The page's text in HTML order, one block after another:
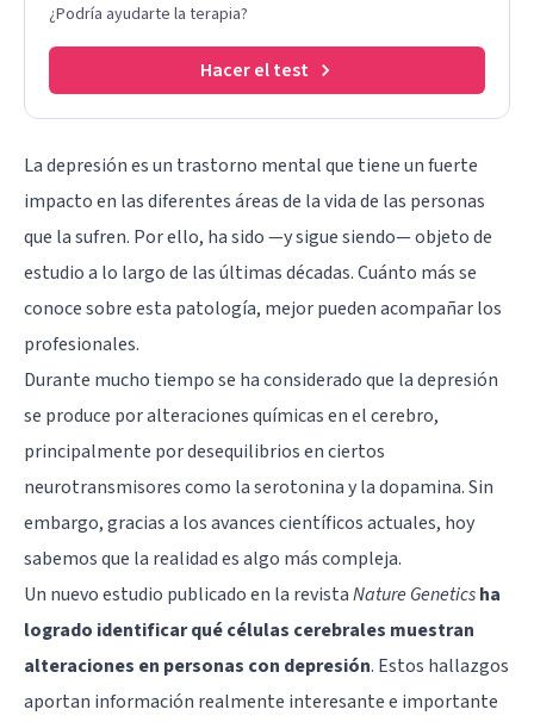
¿Podría ayudarte la terapia?
Hacer el test
Ladepresiónes un trastorno mental que tiene un fuerte
impacto en las diferentes áreas de la vida de las personas
que la sufren. Por ello, ha sido —y sigue siendo— objeto de
estudio a lo largo de las últimas décadas. Cuánto más se
conoce sobre esta patología, mejor pueden acompañar los
profesionales.
Durante mucho tiempo se ha considerado que la depresión
se produce por alteraciones químicas en el cerebro,
principalmente por desequilibrios en ciertos
neurotransmisorescomo laserotoninay ladopamina. Sin
embargo, gracias a los avances científicos actuales, hoy
sabemos que la realidad es algo más compleja.
Un nuevo estudio publicado en la revistaNature Geneticsha
logrado identificar qué células cerebrales muestran
alteraciones en personas con depresión. Estos hallazgos
aportan información realmente interesante e importante